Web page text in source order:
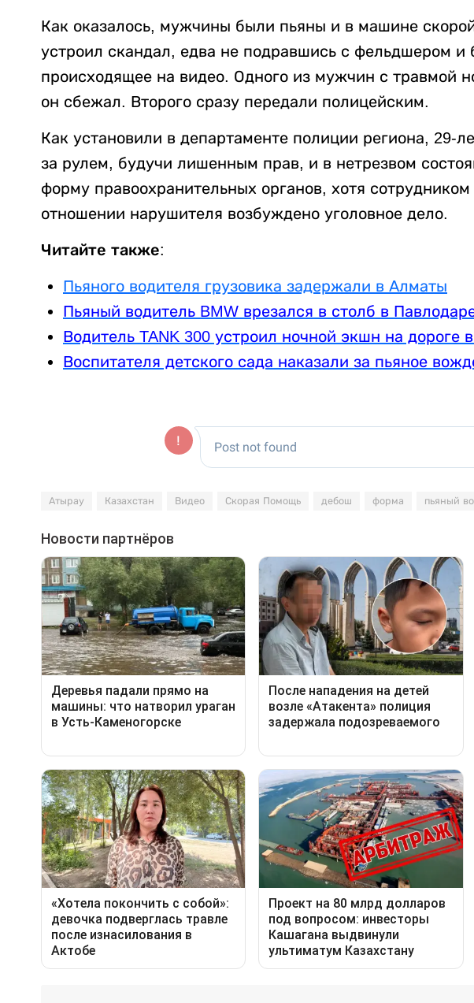
Как оказалось, мужчины были пьяны и в машине
устроил скандал, едва не подравшись с фельдшером и
происходящее на видео. Одного из мужчин с травмой
он сбежал. Второго сразу передали полицейским.
Как установили в департаменте полиции региона, 29-
за рулем, будучи лишенным прав, и в нетрезвом
форму правоохранительных органов, хотя
отношении нарушителя возбуждено уголовное дело.
Читайте также:
Пьяного водителя грузовика задержали в Алматы
Пьяный водитель BMW врезался в столб в
Водитель TANK 300 устроил ночной экшн на дороге
Воспитателя детского сада наказали за пьяное
Атырау Казахстан Видео Скорая Помощь дебош форма пьяный